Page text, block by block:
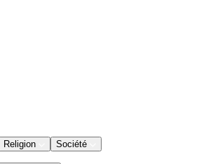
Religion Société